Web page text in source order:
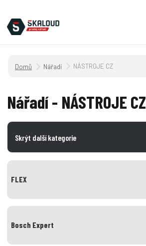
Úvodní strana
Nářadí NÁSTROJE CZ
Nářadí - NÁSTROJE CZ
Skrýt další kategorie
FLEX
Bosch Expert